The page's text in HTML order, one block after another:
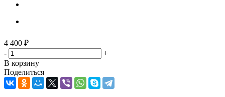
4 400 ₽
-
+
В корзину
Поделиться